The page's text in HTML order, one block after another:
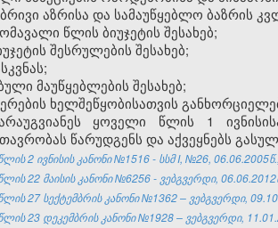
აზრისა და სამაუწყებლო ბაზრის
წლის ბიუჯეტის შესახებ;
შესრულების შესახებ;
მაუწყებლების შესახებ;
ხელშეწყობისათვის
ყოველი წლის 1
წარუდგენს და აქვეყნებს
2 ივნისის კანონი №1516 - სსმ I, №26,
22 მაისის კანონი №6256 - ვებგვერდი,
27 სექტემბრის კანონი №1362 – ვებგვერდი,
23 დეკემბრის კანონი №1928 – ვებგვერდი,